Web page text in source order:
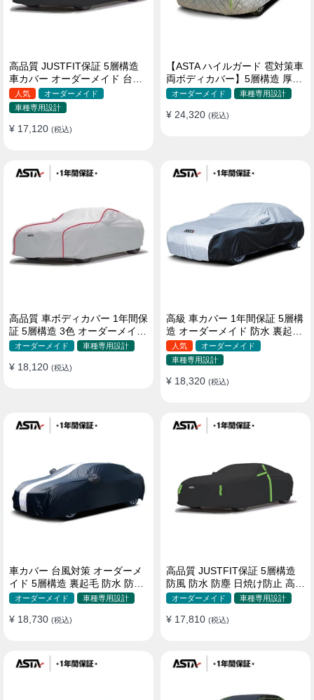
高品質 JUSTFIT保証 5層構造
車カバー オーダーメイド 台風
対策 裏起毛 防水 耐久性 傷保護
人気
オーダーメイド
車種専用設計
¥ 17,120 (税込)
【ASTA ハイルガード 雹対策車
両ボディカバー】5層構造 厚手
オーダーメイド 凍結防止 防雪
ィカバー
オーダーメイド 車種専用設計
¥ 24,320 (税込)
高品質 車ボディカバー 1年間保
証 5層構造 3色 オーダーメイド
裏起毛 防風防水 四季
オーダーメイド 車種専用設計
¥ 18,120 (税込)
高級 車カバー 1年間保証 5層構
造 オーダーメイド 防水 裏起毛
台風対策 黄砂対策 車種専用
人気
オーダーメイド
車種専用設計
¥ 18,320 (税込)
車カバー 台風対策 オーダーメ
イド 5層構造 裏起毛 防水 防雨
軽/普自動車 SUV対応 おすすめ
オーダーメイド 車種専用設計
¥ 18,730 (税込)
高品質 JUSTFIT保証 5層構造
防風 防水 防塵 日焼け防止 高級
ボディカバー
オーダーメイド 車種専用設計
¥ 17,810 (税込)